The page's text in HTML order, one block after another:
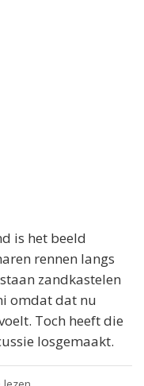
is het beeld
rennen langs
zandkastelen
omdat dat nu
Toch heeft die
losgemaakt.